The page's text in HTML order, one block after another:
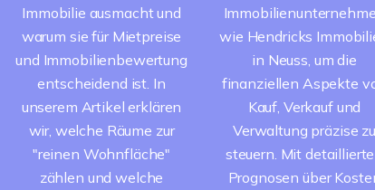
Immobilie ausmacht und
warum sie für Mietpreise
und Immobilienbewertung
entscheidend ist. In
unserem Artikel erklären
wir, welche Räume zur
"reinen Wohnfläche"
zählen und welche
wie Hendricks
in Neuss, um die
finanziellen Aspekte
Kauf, Verkauf und
Verwaltung präzise zu
steuern. Mit
Prognosen über